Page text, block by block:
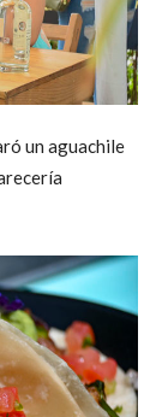
un aguachile